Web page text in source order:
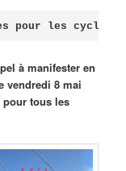
pour les
à manifester en
vendredi 8 mai
pour tous les